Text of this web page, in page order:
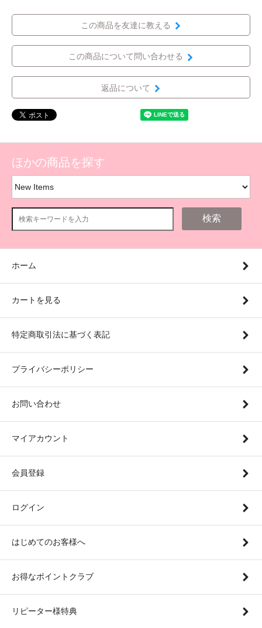
この商品を友達に教える
この商品について問い合わせる
返品について
ほかの商品を探す
検索
ホーム
カートを見る
特定商取引法に基づく表記
プライバシーポリシー
お問い合わせ
マイアカウント
会員登録
ログイン
はじめてのお客様へ
お得なポイントクラブ
リピーター様特典